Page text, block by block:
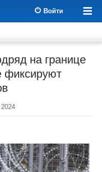
Войти
на границе
фиксируют